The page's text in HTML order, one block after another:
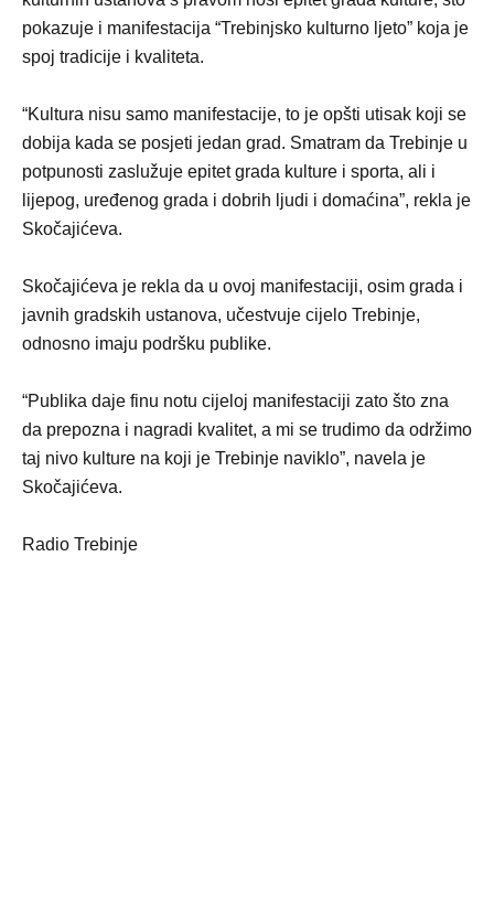
pokazuje i manifestacija “Trebinjsko kulturno ljeto” koja je
spoj tradicije i kvaliteta.
“Kultura nisu samo manifestacije, to je opšti utisak koji se
dobija kada se posjeti jedan grad. Smatram da Trebinje u
potpunosti zaslužuje epitet grada kulture i sporta, ali i
lijepog, uređenog grada i dobrih ljudi i domaćina”, rekla je
Skočajićeva.
Skočajićeva je rekla da u ovoj manifestaciji, osim grada i
javnih gradskih ustanova, učestvuje cijelo Trebinje,
odnosno imaju podršku publike.
“Publika daje finu notu cijeloj manifestaciji zato što zna
da prepozna i nagradi kvalitet, a mi se trudimo da održimo
taj nivo kulture na koji je Trebinje naviklo”, navela je
Skočajićeva.
Radio Trebinje